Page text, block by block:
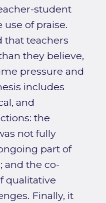
student
of praise.
that teachers
they believe,
pressure and
includes
and
the
not fully
part of
and the co-
qualitative
Finally, it